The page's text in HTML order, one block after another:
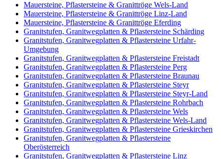
Mauersteine, Pflastersteine & Granittröge Wels-Land
Mauersteine, Pflastersteine & Granittröge Linz-Land
Mauersteine, Pflastersteine & Granittröge Eferding
Granitstufen, Granitwegplatten & Pflastersteine Schärding
Granitstufen, Granitwegplatten & Pflastersteine Urfahr-
Umgebung
Granitstufen, Granitwegplatten & Pflastersteine Freistadt
Granitstufen, Granitwegplatten & Pflastersteine Perg
Granitstufen, Granitwegplatten & Pflastersteine Braunau
Granitstufen, Granitwegplatten & Pflastersteine Steyr
Granitstufen, Granitwegplatten & Pflastersteine Steyr-Land
Granitstufen, Granitwegplatten & Pflastersteine Rohrbach
Granitstufen, Granitwegplatten & Pflastersteine Wels
Granitstufen, Granitwegplatten & Pflastersteine Wels-Land
Granitstufen, Granitwegplatten & Pflastersteine Grieskirchen
Granitstufen, Granitwegplatten & Pflastersteine
Oberösterreich
Granitstufen, Granitwegplatten & Pflastersteine Linz